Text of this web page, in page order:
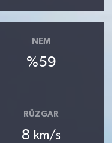
NEM
%59
RÜZGAR
8 km/s